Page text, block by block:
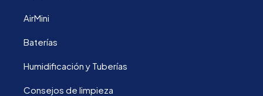
AirMini
Baterías
Humidificación y Tuberías
Consejos de limpieza